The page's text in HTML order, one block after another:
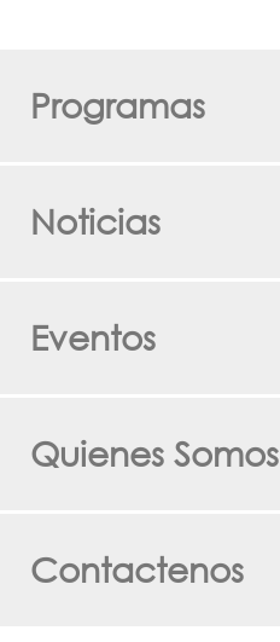
Programas
Noticias
Eventos
Quienes Somos
Contactenos